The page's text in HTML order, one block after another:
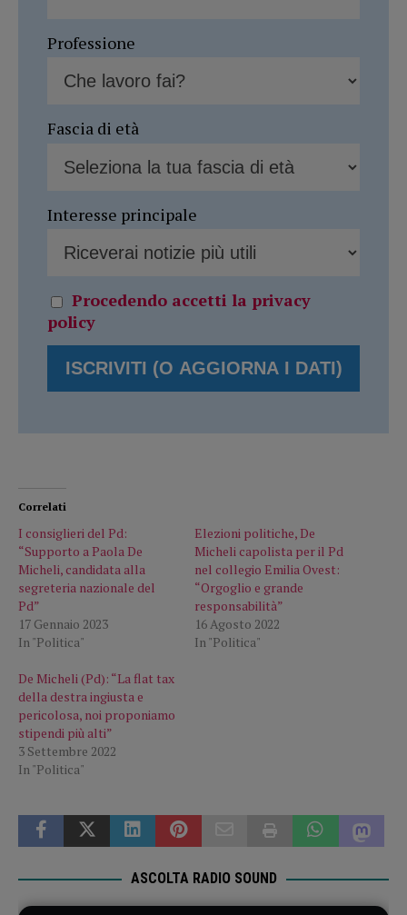
Professione
Fascia di età
Interesse principale
Procedendo accetti la privacy
policy
Correlati
I consiglieri del Pd:
“Supporto a Paola De
Micheli, candidata alla
segreteria nazionale del
Pd”
17 Gennaio 2023
In "Politica"
Elezioni politiche, De
Micheli capolista per il Pd
nel collegio Emilia Ovest:
“Orgoglio e grande
responsabilità”
16 Agosto 2022
In "Politica"
De Micheli (Pd): “La flat tax
della destra ingiusta e
pericolosa, noi proponiamo
stipendi più alti”
3 Settembre 2022
In "Politica"
ASCOLTA RADIO SOUND